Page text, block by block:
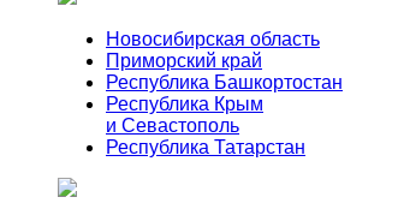
Новосибирская область
Приморский край
Республика Башкортостан
Республика Крым
и Севастополь
Республика Татарстан